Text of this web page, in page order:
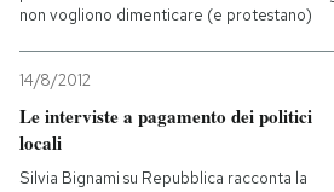
non vogliono dimenticare (e protestano)
14/8/2012
Le interviste a pagamento dei politici
locali
Silvia Bignami su Repubblica racconta la